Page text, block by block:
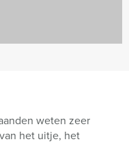
weten zeer
het uitje, het